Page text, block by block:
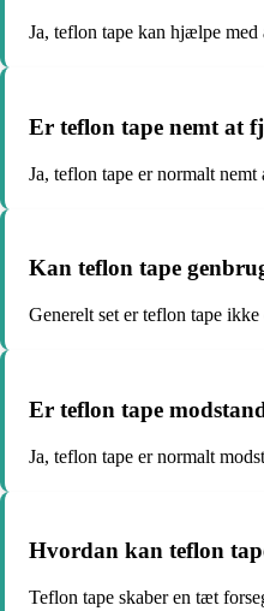
Ja, teflon tape kan hjælpe
Er teflon tape nemt at
Ja, teflon tape er normalt
Kan teflon tape
Generelt set er teflon tape
Er teflon tape
Ja, teflon tape er normalt
Hvordan kan teflon
Teflon tape skaber en tæt